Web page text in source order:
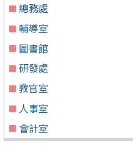
總務處
輔導室
圖書館
研發處
教官室
人事室
會計室